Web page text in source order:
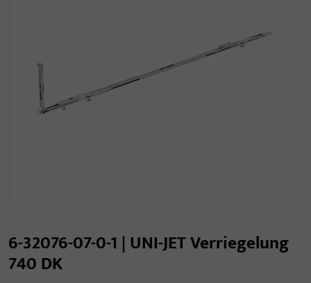
6-32076-07-0-1 | UNI-JET Verriegelung
740 DK